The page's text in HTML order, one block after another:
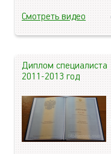
Смотреть видео
Диплом специалиста
2011-2013 год